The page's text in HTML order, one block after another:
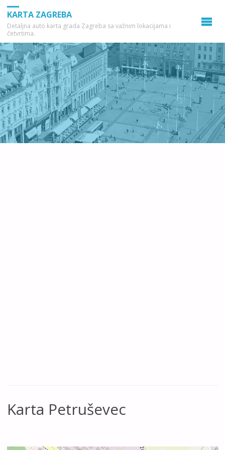
KARTA ZAGREBA
Detaljna auto karta grada Zagreba sa važnim lokacijama i
četvrtima.
Karta Petruševec